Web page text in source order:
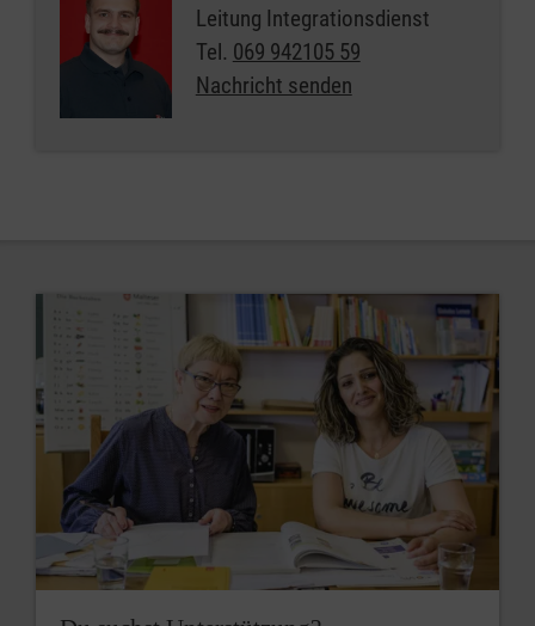
Leitung Integrationsdienst
Tel. 069 942105 59
Nachricht senden